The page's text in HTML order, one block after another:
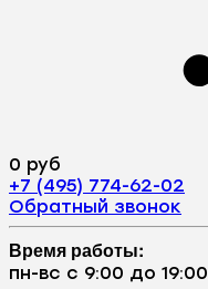
0 руб
+7 (495) 774-62-02
Обратный звонок
Время работы:
пн-вс с 9:00 до 19:00